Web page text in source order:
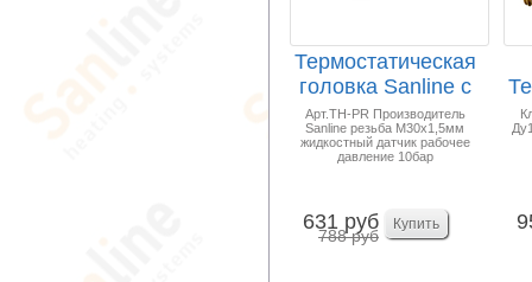
Термостатическая
головка Sanline с
жидкостным д...
Арт.TH-PR Производитель
Sanline резьба М30х1,5мм
жидкостный датчик рабочее
давление 10бар
631 руб
788 руб